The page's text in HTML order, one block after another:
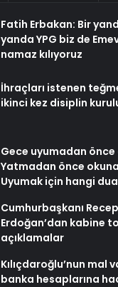
Fatih Erbakan: Bir
yanda YPG biz de
namaz kılıyoruz
İhraçları istenen
ikinci kez disiplin
Gece uyumadan
Yatmadan önce
Uyumak için hangi
Cumhurbaşkanı
Erdoğan’dan kabine
açıklamalar
Kılıçdaroğlu’nun mal
banka hesaplarına